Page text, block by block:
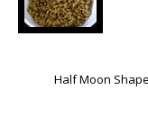
Half Moon